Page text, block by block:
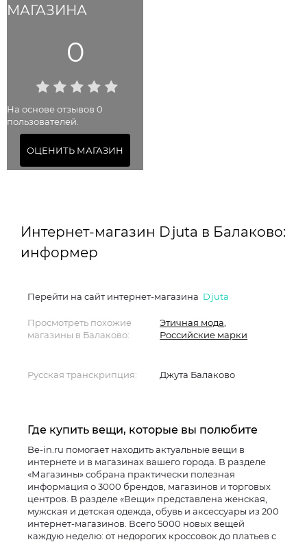
МАГАЗИНА
0
На основе отзывов 0
пользователей.
ОЦЕНИТЬ МАГАЗИН
Интернет-магазин Djuta в Балаково:
информер
Перейти на сайт интернет-магазина Djuta
Просмотреть похожие
магазины в Балаково:
Этичная мода
Российские марки
Русская транскрипция: Джута Балаково
Где купить вещи, которые вы полюбите
Be-in.ru помогает находить актуальные вещи в
интернете и в магазинах вашего города. В разделе
«Магазины» собрана практически полезная
информация о 3000 брендов, магазинов и торговых
центров. В разделе «Вещи» представлена женская,
мужская и детская одежда, обувь и аксессуары из 200
интернет-магазинов. Всего 5000 новых вещей
каждую неделю: от недорогих кроссовок до платьев с